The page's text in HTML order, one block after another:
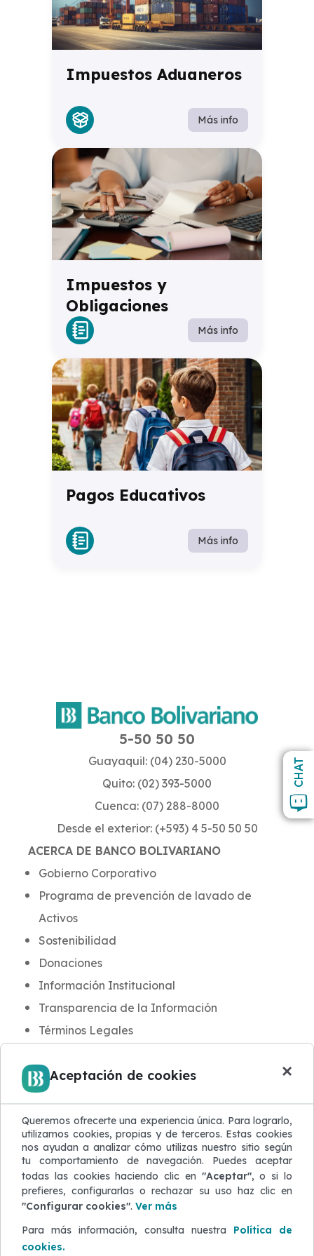
CHAT
Aceptación de cookies ×
Queremos ofrecerte una experiencia única. Para lograrlo,
utilizamos cookies, propias y de terceros. Estas cookies
nos ayudan a analizar cómo utilizas nuestro sitio según
tu comportamiento de navegación. Puedes aceptar
todas las cookies haciendo clic en "Aceptar", o si lo
prefieres, configurarlas o rechazar su uso haz clic en
"Configurar cookies". Ver más
Para más información, consulta nuestra Política de
cookies.
Impuestos Aduaneros
Más info
Impuestos y
Obligaciones
Más info
Pagos Educativos
Más info
ACERCA DE BANCO BOLIVARIANO
Gobierno Corporativo
Programa de prevención de lavado de
Activos
Sostenibilidad
Donaciones
Información Institucional
Transparencia de la Información
Términos Legales
Noticias y Novedades
Blog de Seguridad
Protección de Datos
Atención al Cliente
Quejas y Reclamaciones
Defensor del Cliente
ACERCA DEL SITIO WEB
5-50 50 50
Guayaquil: (04) 230-5000
Quito: (02) 393-5000
Cuenca: (07) 288-8000
Desde el exterior: (+593) 4 5-50 50 50